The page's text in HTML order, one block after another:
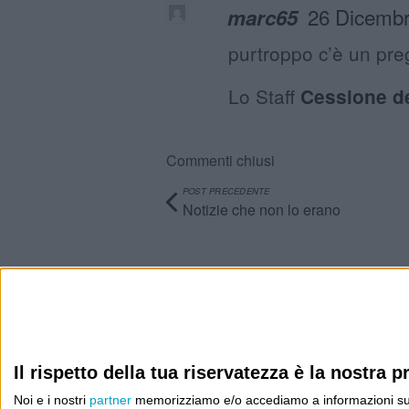
Il rispetto della tua riservatezza è la nostra
Noi e i nostri partner memorizziamo e/o accediamo a informazioni
marc65 26
purtroppo c’è un
Lo Staff Cessione
Commenti chiusi
POST PRECEDENTE
Notizie che non lo erano
Filologia di Wittgenstein